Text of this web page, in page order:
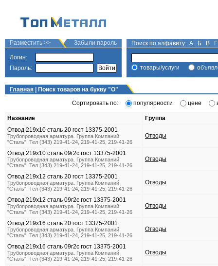
Разместить >> Забыли пароль
Логин:
Пароль:
Поиск по алфавиту: А Б В Г
товары/услуги
Главная | Поиск товаров на букву "О"
Сортировать по:
популярности цене
Название
Группа
Отвод 219х10 сталь 20 гост 13375-2001
Трубопроводная арматура. Группа Компаний
"Сталь". Тел (343) 219-41-24, 219-41-25, 219-41-26
Отводы
Отвод 219х10 сталь 09г2с гост 13375-2001
Трубопроводная арматура. Группа Компаний
"Сталь". Тел (343) 219-41-24, 219-41-25, 219-41-26
Отводы
Отвод 219х12 сталь 20 гост 13375-2001
Трубопроводная арматура. Группа Компаний
"Сталь". Тел (343) 219-41-24, 219-41-25, 219-41-26
Отводы
Отвод 219х12 сталь 09г2с гост 13375-2001
Трубопроводная арматура. Группа Компаний
"Сталь". Тел (343) 219-41-24, 219-41-25, 219-41-26
Отводы
Отвод 219х16 сталь 20 гост 13375-2001
Трубопроводная арматура. Группа Компаний
"Сталь". Тел (343) 219-41-24, 219-41-25, 219-41-26
Отводы
Отвод 219х16 сталь 09г2с гост 13375-2001
Трубопроводная арматура. Группа Компаний
"Сталь". Тел (343) 219-41-24, 219-41-25, 219-41-26
Отводы